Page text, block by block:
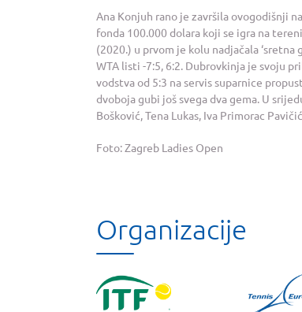
Ana Konjuh rano je završila ovogodišnji
fonda 100.000 dolara koji se igra na
(2020.) u prvom je kolu nadjačala
WTA listi -7:5, 6:2. Dubrovkinja je svoju
vodstva od 5:3 na servis suparnice
dvoboja gubi još svega dva gema. U
Bošković, Tena Lukas, Iva Primorac
Foto: Zagreb Ladies Open
Organizacije